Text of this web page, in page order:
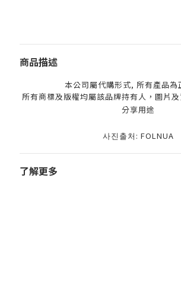
商品描述
本公司屬代購形式, 所有產品為
所有商標及版權均屬該品牌持有人，圖片
分享用途
사진출처: FOLNUA
了解更多